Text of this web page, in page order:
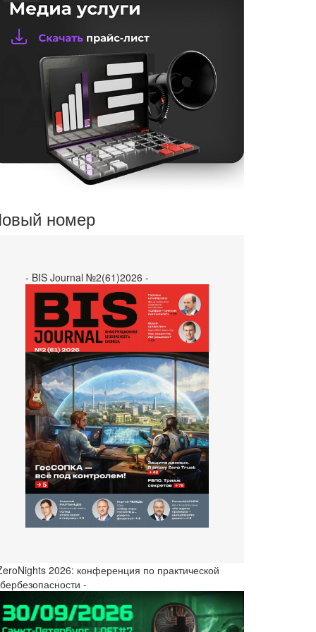
номер
- BIS Journal №2(61)2026 -
2026: конференция по практической
-